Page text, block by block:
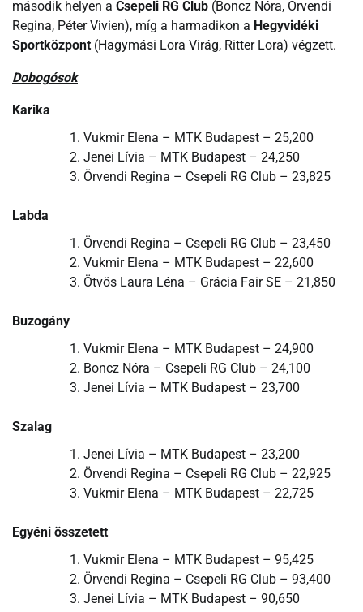
második helyen a Csepeli RG Club (Boncz Nóra, Örvendi
Regina, Péter Vivien), míg a harmadikon a Hegyvidéki
Sportközpont (Hagymási Lora Virág, Ritter Lora) végzett.
Dobogósok
Karika
Vukmir Elena – MTK Budapest – 25,200
Jenei Lívia – MTK Budapest – 24,250
Örvendi Regina – Csepeli RG Club – 23,825
Labda
Örvendi Regina – Csepeli RG Club – 23,450
Vukmir Elena – MTK Budapest – 22,600
Ötvös Laura Léna – Grácia Fair SE – 21,850
Buzogány
Vukmir Elena – MTK Budapest – 24,900
Boncz Nóra – Csepeli RG Club – 24,100
Jenei Lívia – MTK Budapest – 23,700
Szalag
Jenei Lívia – MTK Budapest – 23,200
Örvendi Regina – Csepeli RG Club – 22,925
Vukmir Elena – MTK Budapest – 22,725
Egyéni összetett
Vukmir Elena – MTK Budapest – 95,425
Örvendi Regina – Csepeli RG Club – 93,400
Jenei Lívia – MTK Budapest – 90,650